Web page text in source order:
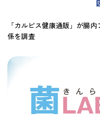
「カルピス健康通販」が腸
係を調査